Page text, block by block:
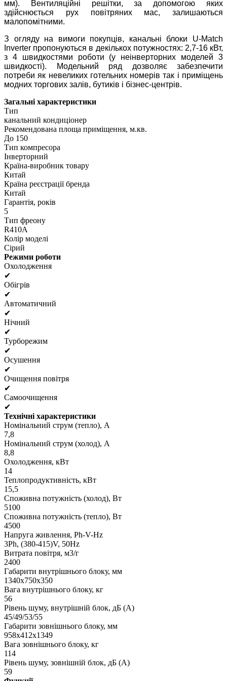
мм). Вентиляційні решітки, за допомогою яких
здійснюється рух повітряних мас, залишаються
малопомітними.
З огляду на вимоги покупців, канальні блоки U-Match
Inverter пропонуються в декількох потужностях: 2,7-16 кВт,
з 4 швидкостями роботи (у неінверторних моделей 3
швидкості). Модельний ряд дозволяє забезпечити
потреби як невеликих готельних номерів так і приміщень
модних торгових залів, бутиків і бізнес-центрів.
Загальні характеристики
Тип
канальний кондиціонер
Рекомендована площа приміщення, м.кв.
До 150
Тип компресора
Інверторний
Країна-виробник товару
Китай
Країна реєстрації бренда
Китай
Гарантія, років
5
Тип фреону
R410A
Колір моделі
Сірий
Режими роботи
Охолодження
✔
Обігрів
✔
Автоматичний
✔
Нічний
✔
Турборежим
✔
Осушення
✔
Очищення повітря
✔
Самоочищення
✔
Технічні характеристики
Номінальний струм (тепло), А
7,8
Номінальний струм (холод), А
8,8
Охолодження, кВт
14
Теплопродуктивність, кВт
15,5
Споживна потужність (холод), Вт
5100
Споживна потужність (тепло), Вт
4500
Напруга живлення, Ph-V-Hz
3Ph, (380-415)V, 50Hz
Витрата повітря, м3/г
2400
Габарити внутрішнього блоку, мм
1340x750x350
Вага внутрішнього блоку, кг
56
Рівень шуму, внутрішній блок, дБ (А)
45/49/53/55
Габарити зовнішнього блоку, мм
958x412x1349
Вага зовнішнього блоку, кг
114
Рівень шуму, зовнішній блок, дБ (А)
59